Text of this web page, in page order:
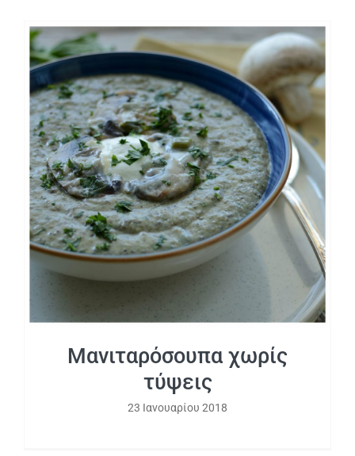
Μανιταρόσουπα χωρίς τύψεις
Μανιταρόσουπα χωρίς
τύψεις
23 Ιανουαρίου 2018